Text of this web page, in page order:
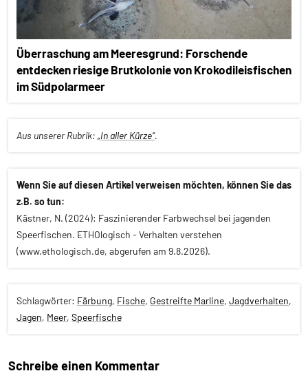
Überraschung am Meeresgrund: Forschende
entdecken riesige Brutkolonie von Krokodileisfischen
im Südpolarmeer
Aus unserer Rubrik: „In aller Kürze“.
Wenn Sie auf diesen Artikel verweisen möchten, können Sie das
z.B. so tun:
Kästner, N. (2024): Faszinierender Farbwechsel bei jagenden
Speerfischen. ETHOlogisch - Verhalten verstehen
(www.ethologisch.de, abgerufen am 9.8.2026).
Schlagwörter: Färbung, Fische, Gestreifte Marline, Jagdverhalten,
Jagen, Meer, Speerfische
Schreibe einen Kommentar